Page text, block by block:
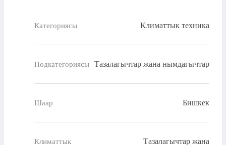
Категориясы Климаттык техника
Подкатегориясы Тазалагычтар жана нымдагычтар
Шаар Бишкек
Климаттык
Тазалагычтар жана